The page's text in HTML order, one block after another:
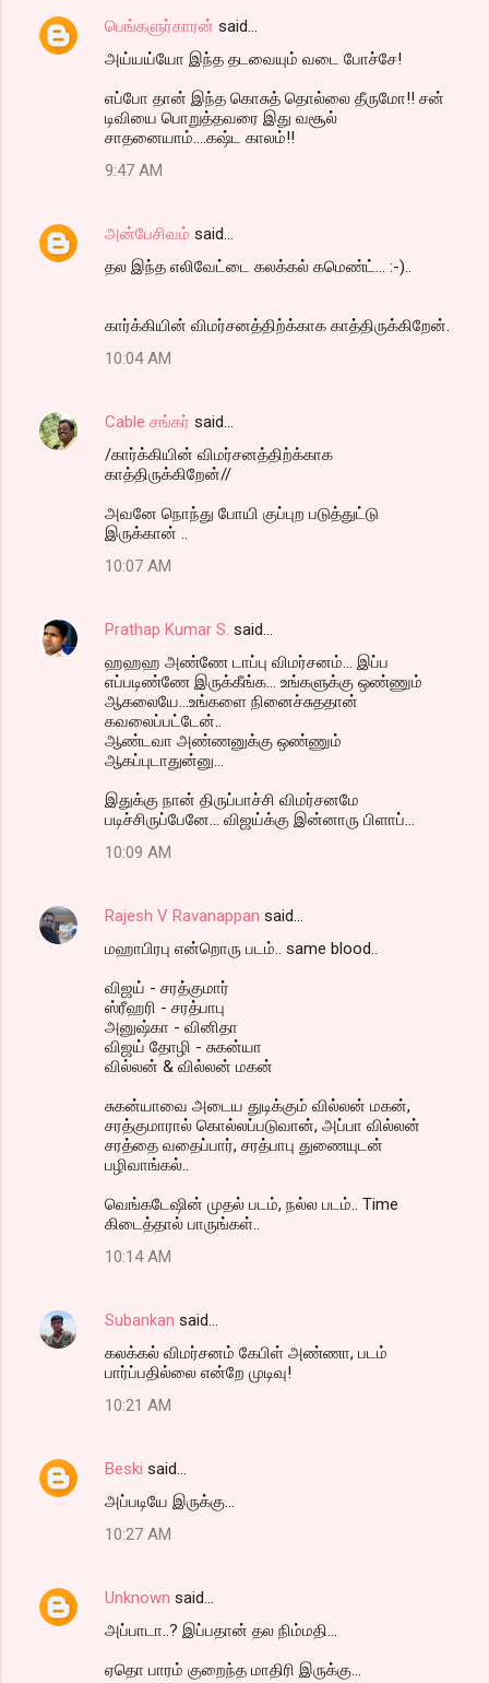
பெங்களுர்காரன் said…
அய்யய்யோ இந்த தடவையும் வடை போச்சே!
எப்போ தான் இந்த கொசுத் தொல்லை தீருமோ!! சன்
டிவியை பொறுத்தவரை இது வசூல்
சாதனையாம்....கஷ்ட காலம்!!
9:47 AM
அன்பேசிவம் said…
தல இந்த எலிவேட்டை கலக்கல் கமெண்ட்... :-)..
கார்க்கியின் விமர்சனத்திற்க்காக காத்திருக்கிறேன்.
10:04 AM
Cable சங்கர் said…
/கார்க்கியின் விமர்சனத்திற்க்காக
காத்திருக்கிறேன்//
அவனே நொந்து போயி குப்புற படுத்துட்டு
இருக்கான் ..
10:07 AM
Prathap Kumar S. said…
ஹஹஹ அண்ணே டாப்பு விமர்சனம்... இப்ப
எப்படிண்ணே இருக்கீங்க... உங்களுக்கு ஒண்ணும்
ஆகலையே...உங்களை நினைச்சுததான்
கவலைப்பட்டேன்..
ஆண்டவா அண்ணனுக்கு ஒண்ணும்
ஆகப்புடாதுன்னு...
இதுக்கு நான் திருப்பாச்சி விமர்சனமே
படிச்சிருப்பேனே... விஜய்க்கு இன்னாரு பிளாப்...
10:09 AM
Rajesh V Ravanappan said…
மஹாபிரபு என்றொரு படம்.. same blood..
விஜய் - சரத்குமார்
ஸ்ரீஹரி - சரத்பாபு
அனுஷ்கா - வினிதா
விஜய் தோழி - சுகன்யா
வில்லன் & வில்லன் மகன்
சுகன்யாவை அடைய துடிக்கும் வில்லன் மகன்,
சரத்குமாரால் கொல்லப்படுவான், அப்பா வில்லன்
சரத்தை வதைப்பார், சரத்பாபு துணையுடன்
பழிவாங்கல்..
வெங்கடேஷின் முதல் படம், நல்ல படம்.. Time
கிடைத்தால் பாருங்கள்..
10:14 AM
Subankan said…
கலக்கல் விமர்சனம் கேபிள் அண்ணா, படம்
பார்ப்பதில்லை என்றே முடிவு!
10:21 AM
Beski said…
அப்படியே இருக்கு...
10:27 AM
Unknown said…
அப்பாடா..? இப்பதான் தல நிம்மதி...
ஏதொ பாரம் குறைந்த மாதிரி இருக்கு...